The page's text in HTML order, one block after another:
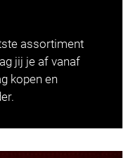
assortiment
jij je af vanaf
kopen en